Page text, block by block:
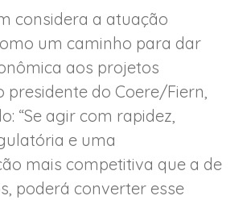
considera a atuação
um caminho para dar
aos projetos
presidente do Coere/Fiern,
“Se agir com rapidez,
e uma
mais competitiva que a de
poderá converter esse